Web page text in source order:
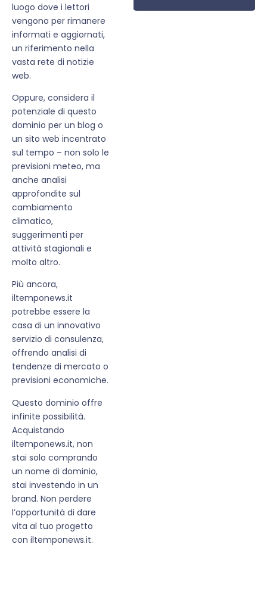
luogo dove i lettori
vengono per rimanere
informati e aggiornati,
un riferimento nella
vasta rete di notizie
web.
Oppure, considera il
potenziale di questo
dominio per un blog o
un sito web incentrato
sul tempo – non solo le
previsioni meteo, ma
anche analisi
approfondite sul
cambiamento
climatico,
suggerimenti per
attività stagionali e
molto altro.
Più ancora,
iltemponews.it
potrebbe essere la
casa di un innovativo
servizio di consulenza,
offrendo analisi di
tendenze di mercato o
previsioni economiche.
Questo dominio offre
infinite possibilità.
Acquistando
iltemponews.it, non
stai solo comprando
un nome di dominio,
stai investendo in un
brand. Non perdere
l’opportunità di dare
vita al tuo progetto
con iltemponews.it.